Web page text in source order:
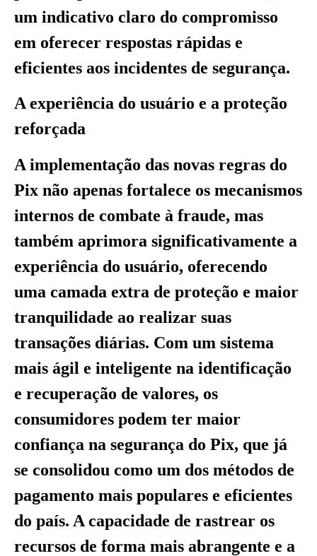
um indicativo claro do compromisso
em oferecer respostas rápidas e
eficientes aos incidentes de segurança.
A experiência do usuário e a proteção
reforçada
A implementação das novas regras do
Pix não apenas fortalece os mecanismos
internos de combate à fraude, mas
também aprimora significativamente a
experiência do usuário, oferecendo
uma camada extra de proteção e maior
tranquilidade ao realizar suas
transações diárias. Com um sistema
mais ágil e inteligente na identificação
e recuperação de valores, os
consumidores podem ter maior
confiança na segurança do Pix, que já
se consolidou como um dos métodos de
pagamento mais populares e eficientes
do país. A capacidade de rastrear os
recursos de forma mais abrangente e a